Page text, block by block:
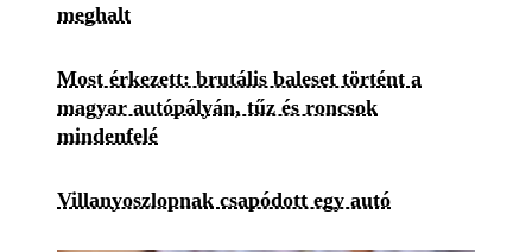
meghalt
Most érkezett: brutális baleset történt a
magyar autópályán, tűz és roncsok
mindenfelé
Villanyoszlopnak csapódott egy autó